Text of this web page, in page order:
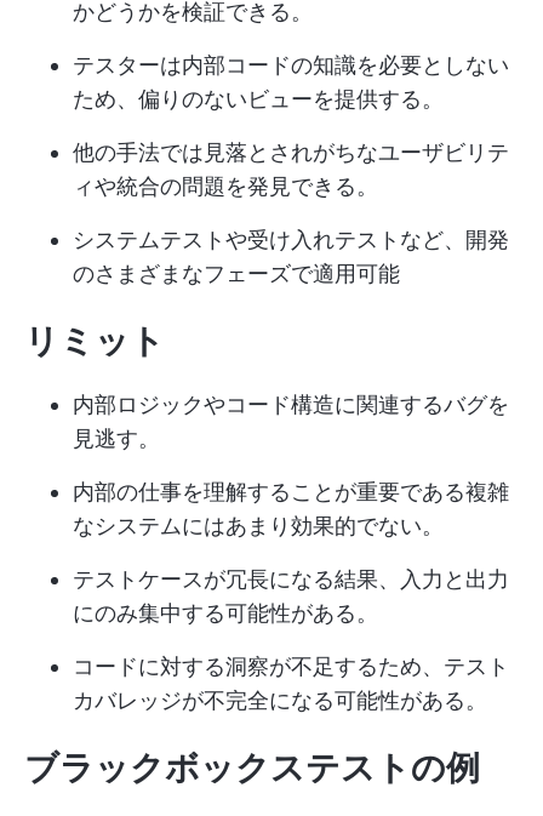
かどうかを検証できる。
テスターは内部コードの知識を必要としない
ため、偏りのないビューを提供する。
他の手法では見落とされがちなユーザビリテ
ィや統合の問題を発見できる。
システムテストや受け入れテストなど、開発
のさまざまなフェーズで適用可能
リミット
内部ロジックやコード構造に関連するバグを
見逃す。
内部の仕事を理解することが重要である複雑
なシステムにはあまり効果的でない。
テストケースが冗長になる結果、入力と出力
にのみ集中する可能性がある。
コードに対する洞察が不足するため、テスト
カバレッジが不完全になる可能性がある。
ブラックボックステストの例